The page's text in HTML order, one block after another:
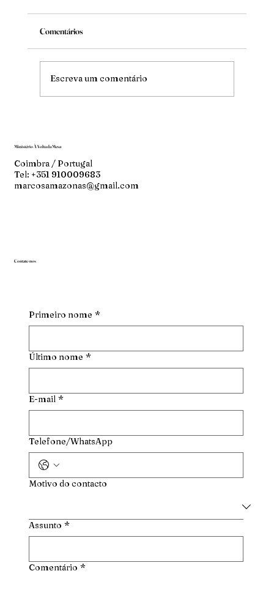
Mude
Comentários
Escreva um comentário
Ministério À Volta da Mesa
Coimbra / Portugal
Tel: +351 910009683
marcosamazonas@gmail.com
Contate-nos
Primeiro nome *
Último nome *
E-mail *
Telefone/WhatsApp
Motivo do contacto
Assunto *
Comentário *